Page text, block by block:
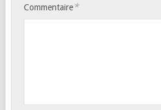
Commentaire*